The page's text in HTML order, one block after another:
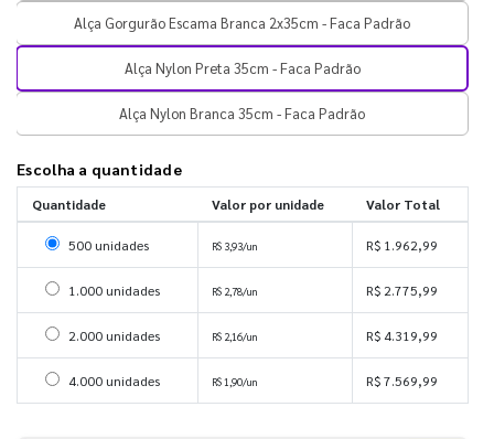
Alça Gorgurão Escama Branca 2x35cm - Faca Padrão
Alça Nylon Preta 35cm - Faca Padrão
Alça Nylon Branca 35cm - Faca Padrão
Escolha a quantidade
Quantidade Valor por unidade Valor Total
Selecionar 500 unidades
500 unidades R$ 3,93/un R$ 1.962,99
Selecionar 1000 unidades
1.000 unidades R$ 2,78/un R$ 2.775,99
Selecionar 2000 unidades
2.000 unidades R$ 2,16/un R$ 4.319,99
Selecionar 4000 unidades
4.000 unidades R$ 1,90/un R$ 7.569,99